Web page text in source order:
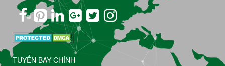
TUYẾN BAY CHÍNH